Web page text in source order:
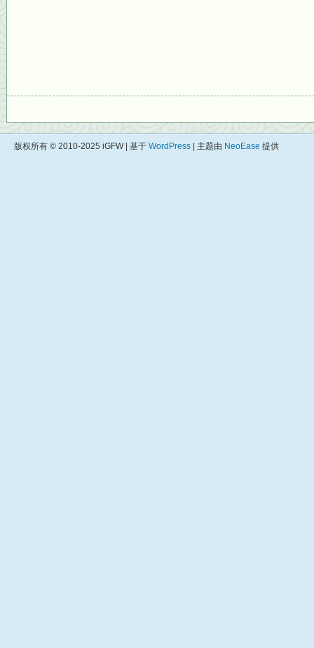
版权所有 © 2010-2025 iGFW | 基于 WordPress | 主题由 NeoEase 提供